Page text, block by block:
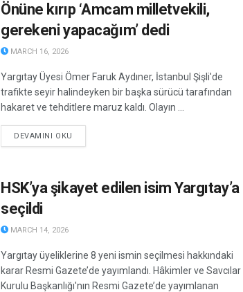
Önüne kırıp ‘Amcam milletvekili,
gerekeni yapacağım’ dedi
MARCH 16, 2026
Yargıtay Üyesi Ömer Faruk Aydıner, İstanbul Şişli'de
trafikte seyir halindeyken bir başka sürücü tarafından
hakaret ve tehditlere maruz kaldı. Olayın ...
DEVAMINI OKU
HSK’ya şikayet edilen isim Yargıtay’a
seçildi
MARCH 14, 2026
Yargıtay üyeliklerine 8 yeni ismin seçilmesi hakkındaki
karar Resmi Gazete’de yayımlandı. Hâkimler ve Savcılar
Kurulu Başkanlığı'nın Resmi Gazete’de yayımlanan